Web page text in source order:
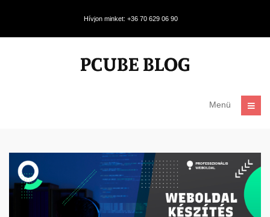
Hívjon minket: +36 70 629 06 90
Menü